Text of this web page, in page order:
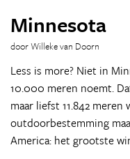
Minnesota
door Willeke van Doorn
Less is more? Niet in
10.000 meren noemt.
maar liefst 11.842
outdoorbestemming
America: het grootste